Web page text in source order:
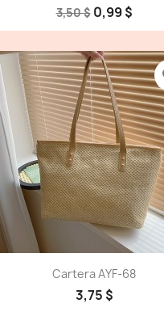
3,50 $ 0,99 $
Cartera AYF-68
3,75 $